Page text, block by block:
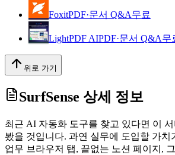
FoxitPDF·문서 Q&A무료
LightPDF AIPDF·문서 Q&A무
위로 가기
SurfSense 상세 정보
최근 AI 자동화 도구를 찾고 있다면 이
봤을 것입니다. 과연 실무에 도입할 가치
업무 브라우저 탭, 끝없는 노션 페이지,